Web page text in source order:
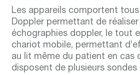
Les appareils comportent
Doppler permettant de
échographies doppler, le tout
chariot mobile, permettant
au lit même du patient en cas
disposent de plusieurs sondes